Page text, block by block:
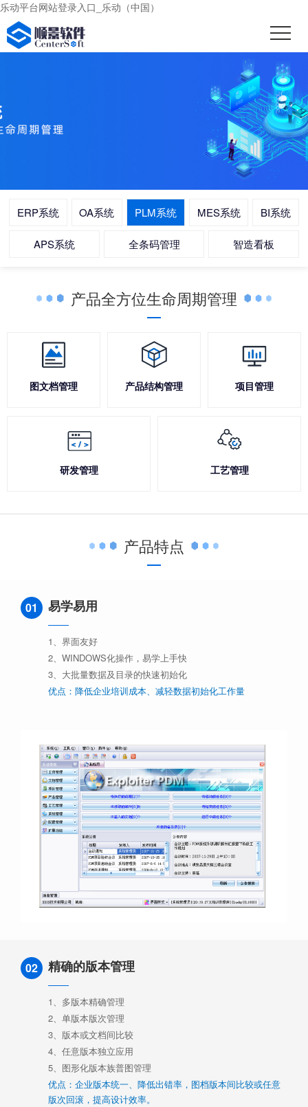
乐动平台网站登录入口_乐动（中国）
ERP系统 OA系统 PLM系统 MES系统 BI系统
APS系统 全条码管理 智造看板
产品全方位生命周期管理
图文档管理 产品结构管理 项目管理
研发管理 工艺管理
产品特点
01 易学易用
1、界面友好
2、WINDOWS化操作，易学上手快
3、大批量数据及目录的快速初始化
优点：降低企业培训成本、减轻数据初始化工作量
02 精确的版本管理
1、多版本精确管理
2、单版本版次管理
3、版本或文档间比较
4、任意版本独立应用
5、图形化版本族普图管理
优点：企业版本统一、降低出错率，图档版本间比较或任意
版次回滚，提高设计效率。